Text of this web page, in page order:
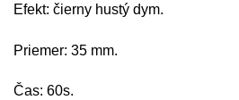
Efekt: čierny hustý dym.
Priemer: 35 mm.
Čas: 60s.